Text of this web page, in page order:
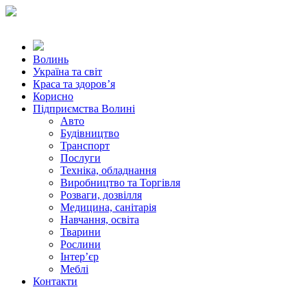
Волинь
Україна та світ
Краса та здоров’я
Корисно
Підприємства Волині
Авто
Будівництво
Транспорт
Послуги
Техніка, обладнання
Виробництво та Торгівля
Розваги, дозвілля
Медицина, санітарія
Навчання, освіта
Тварини
Рослини
Інтер’єр
Меблі
Контакти